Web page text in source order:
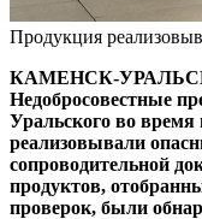
Продукция
КАМЕНСК-
Недобросовестные
Уральского во время
реализовывали
сопроводительной
продуктов,
проверок, были